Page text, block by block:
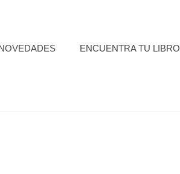
ENCUENTRA TU LIBRO